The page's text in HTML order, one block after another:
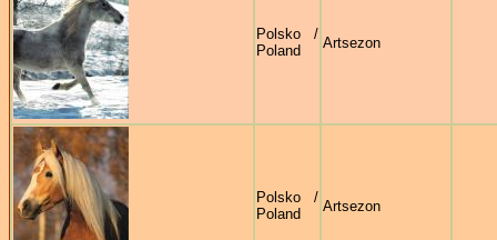
Polsko /
Poland
Artsezon
Polsko /
Poland
Artsezon